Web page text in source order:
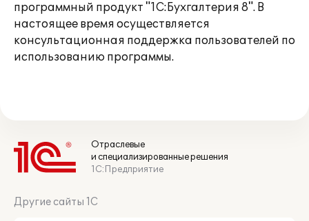
программный продукт "1С:Бухгалтерия 8". В
настоящее время осуществляется
консультационная поддержка пользователей по
использованию программы.
Отраслевые
и специализированные решения
1С:Предприятие
Другие сайты 1С